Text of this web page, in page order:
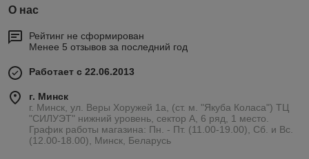
О нас
Рейтинг не сформирован
Менее 5 отзывов за последний год
Работает с 22.06.2013
г. Минск
г. Минск, ул. Веры Хоружей 1а, (ст. м. "Якуба Коласа") ТЦ
"СИЛУЭТ" нижний уровень, сектор А, 6 ряд, 1 место.
График работы магазина: Пн. - Пт. (11.00-19.00), Сб. и Вс.
(12.00-18.00), Минск, Беларусь